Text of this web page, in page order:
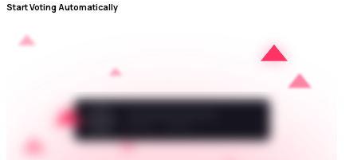
Start Voting Automatically